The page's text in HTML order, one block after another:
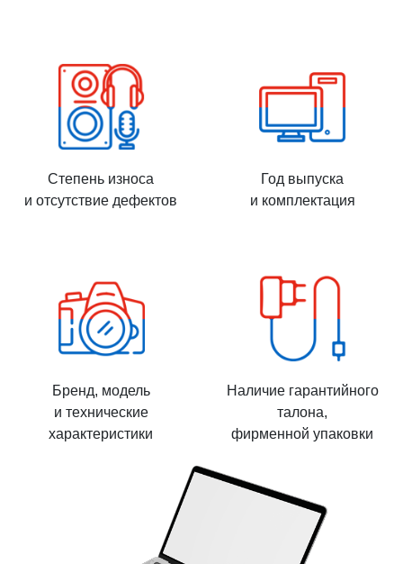
Степень износа
и отсутствие дефектов
Год выпуска
и комплектация
Бренд, модель
и технические
характеристики
Наличие гарантийного
талона,
фирменной упаковки